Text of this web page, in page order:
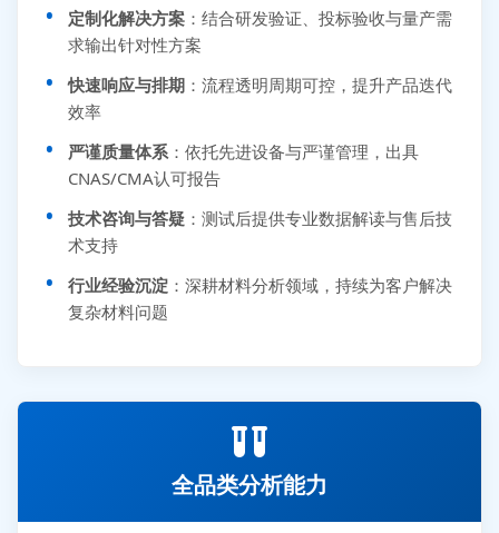
定制化解决方案 ：结合研发验证、投标验收与量产需
求输出针对性方案
快速响应与排期 ：流程透明周期可控，提升产品迭代
效率
严谨质量体系 ：依托先进设备与严谨管理，出具
CNAS/CMA认可报告
技术咨询与答疑 ：测试后提供专业数据解读与售后技
术支持
行业经验沉淀 ：深耕材料分析领域，持续为客户解决
复杂材料问题
全品类分析能力